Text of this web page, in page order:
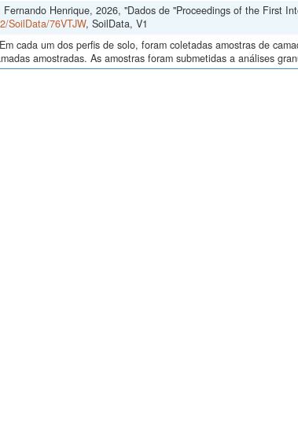
Henrique, 2026, "Dados de "Proceedings of the First
SoilData/76VTJW, SoilData, V1
cada um dos perfis de solo, foram coletadas amostras de
amostradas. As amostras foram submetidas a análises